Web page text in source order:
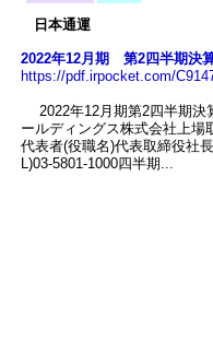
日本通運
2022年12月期 第2四半期決
https://pdf.irpocket.com/
2022年12月期第2四半期決
ールディングス株式会社上場
代表者(役職名)代表取締役社
L)03-5801-1000四半期...